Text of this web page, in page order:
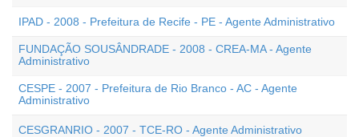
IPAD - 2008 - Prefeitura de Recife - PE - Agente Administrativo
FUNDAÇÃO SOUSÂNDRADE - 2008 - CREA-MA - Agente
Administrativo
CESPE - 2007 - Prefeitura de Rio Branco - AC - Agente
Administrativo
CESGRANRIO - 2007 - TCE-RO - Agente Administrativo